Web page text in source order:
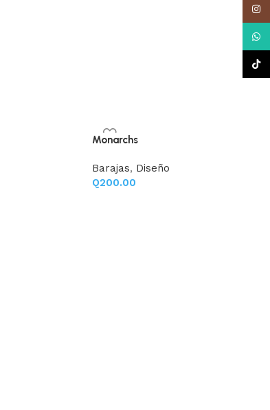
Monarchs
Barajas, Diseño
Q200.00